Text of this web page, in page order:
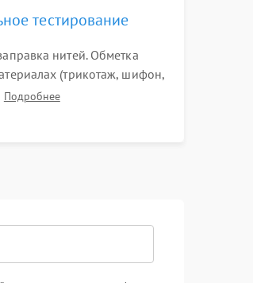
тестирование
нитей. Обметка
(трикотаж, шифон,
ровности среза,
Подробнее